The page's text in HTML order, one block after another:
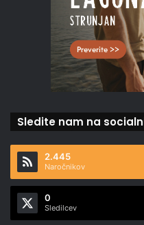
Sledite nam na
2.445
Naročnikov
0
Sledilcev